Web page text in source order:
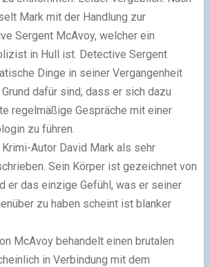
Mark mit der Handlung zur
Sergent McAvoy, welcher ein
in Hull ist. Detective Sergent
Dinge in seiner Vergangenheit
dafür sind, dass er sich dazu
regelmäßige Gespräche mit einer
zu führen.
Autor David Mark als sehr
Sein Körper ist gezeichnet von
er das einzige Gefühl, was er seiner
zu haben scheint ist blanker
McAvoy behandelt einen brutalen
in Verbindung mit dem